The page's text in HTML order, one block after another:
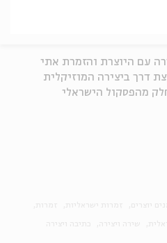
עם היוצרת והזמרת אתי
דרך ביצירה המוזיקלית
מהפסקול הישראלי